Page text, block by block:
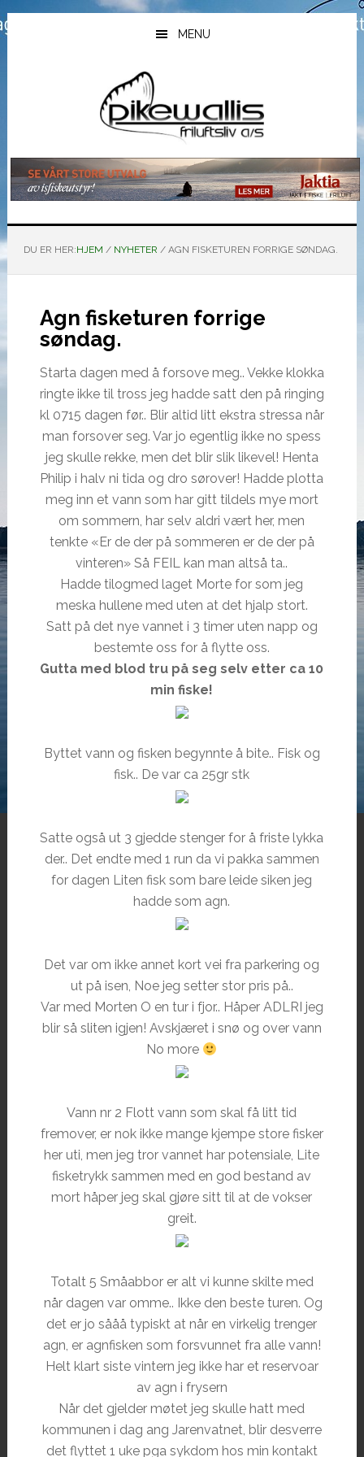
Hopp
til
Hopp
til
Hopp
til
MENU
DU ER HER:HJEM / NYHETER /AGN FISKETUREN FORRIGE SØNDAG.
Agn fisketuren forrige
søndag.
Starta dagen med å forsove meg.. Vekke klokka
ringte ikke til tross jeg hadde satt den på ringing
kl 0715 dagen før.. Blir altid litt ekstra stressa når
man forsover seg. Var jo egentlig ikke no spess
jeg skulle rekke, men det blir slik likevel! Henta
Philip i halv ni tida og dro sørover! Hadde plotta
meg inn et vann som har gitt tildels mye mort
om sommern, har selv aldri vært her, men
tenkte «Er de der på sommeren er de der på
vinteren» Så FEIL kan man altså ta..
Hadde tilogmed laget Morte for som jeg
meska hullene med uten at det hjalp stort.
Satt på det nye vannet i 3 timer uten napp og
bestemte oss for å flytte oss.
Gutta med blod tru på seg selv etter ca 10
min fiske!
Byttet vann og fisken begynnte å bite.. Fisk og
fisk.. De var ca 25gr stk
Satte også ut 3 gjedde stenger for å friste lykka
der.. Det endte med 1 run da vi pakka sammen
for dagen Liten fisk som bare leide siken jeg
hadde som agn.
Det var om ikke annet kort vei fra parkering og
ut på isen, Noe jeg setter stor pris på..
Var med Morten O en tur i fjor.. Håper ADLRI jeg
blir så sliten igjen! Avskjæret i snø og over vann
No more
Vann nr 2 Flott vann som skal få litt tid
fremover, er nok ikke mange kjempe store fisker
her uti, men jeg tror vannet har potensiale, Lite
fisketrykk sammen med en god bestand av
mort håper jeg skal gjøre sitt til at de vokser
greit.
Totalt 5 Småabbor er alt vi kunne skilte med
når dagen var omme.. Ikke den beste turen. Og
det er jo sååå typiskt at når en virkelig trenger
agn, er agnfisken som forsvunnet fra alle vann!
Helt klart siste vintern jeg ikke har et reservoar
av agn i frysern
Når det gjelder møtet jeg skulle hatt med
kommunen i dag ang Jarenvatnet, blir desverre
det flyttet 1 uke pga sykdom hos min kontakt